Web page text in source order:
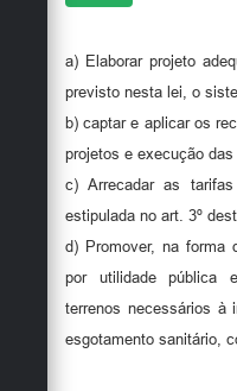
a) Elaborar projeto
previsto nesta lei, o
b) captar e aplicar os
projetos e execução
c) Arrecadar as
estipulada no art. 3º
d) Promover, na forma
por utilidade pública
terrenos necessários à
esgotamento sanitário,